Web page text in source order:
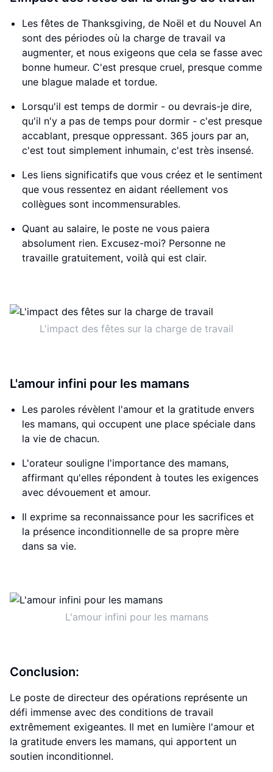
Les fêtes de Thanksgiving, de Noël et du Nouvel An
sont des périodes où la charge de travail va
augmenter, et nous exigeons que cela se fasse avec
bonne humeur. C'est presque cruel, presque comme
une blague malade et tordue.
Lorsqu'il est temps de dormir - ou devrais-je dire,
qu'il n'y a pas de temps pour dormir - c'est presque
accablant, presque oppressant. 365 jours par an,
c'est tout simplement inhumain, c'est très insensé.
Les liens significatifs que vous créez et le sentiment
que vous ressentez en aidant réellement vos
collègues sont incommensurables.
Quant au salaire, le poste ne vous paiera
absolument rien. Excusez-moi? Personne ne
travaille gratuitement, voilà qui est clair.
L'impact des fêtes sur la charge de travail
L'amour infini pour les mamans
Les paroles révèlent l'amour et la gratitude envers
les mamans, qui occupent une place spéciale dans
la vie de chacun.
L'orateur souligne l'importance des mamans,
affirmant qu'elles répondent à toutes les exigences
avec dévouement et amour.
Il exprime sa reconnaissance pour les sacrifices et
la présence inconditionnelle de sa propre mère
dans sa vie.
L'amour infini pour les mamans
Conclusion:
Le poste de directeur des opérations représente un
défi immense avec des conditions de travail
extrêmement exigeantes. Il met en lumière l'amour et
la gratitude envers les mamans, qui apportent un
soutien inconditionnel.